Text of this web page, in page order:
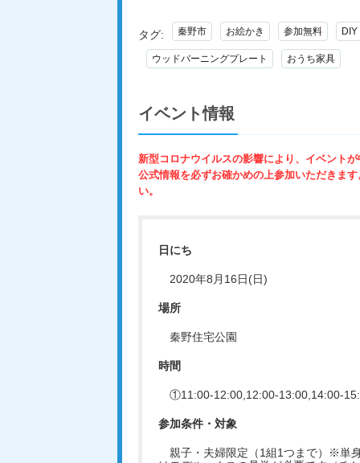
タグ: 秦野市 お絵かき 参加無料 DIY
ウッドバーニングプレート おうち家具
イベント情報
新型コロナウイルスの影響により、イベント
公式情報を必ずお確かめの上参加いただきま
い。
日にち
2020年8月16日(日)
場所
秦野住宅公園
時間
①11:00-12:00,12:00-13:00,14:00-
参加条件・対象
親子・夫婦限定（1組1つまで）※単